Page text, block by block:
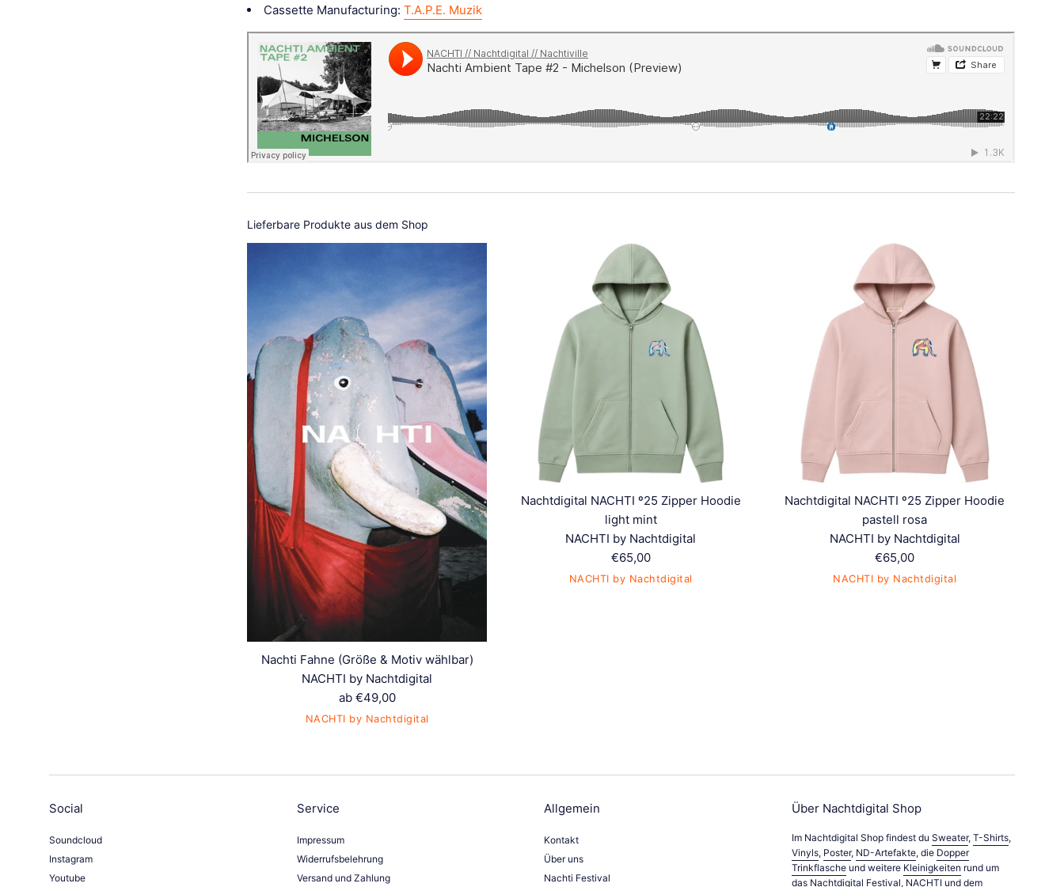
Cassette Manufacturing: T.A.P.E. Muzik
Lieferbare Produkte aus dem Shop
Nachti Fahne (Größe & Motiv wählbar)
NACHTI by Nachtdigital
ab €49,00
NACHTI by Nachtdigital
Nachtdigital NACHTI º25 Zipper Hoodie
light mint
NACHTI by Nachtdigital
Normaler
Preis
€65,00
NACHTI by Nachtdigital
Nachtdigital NACHTI º25 Zipper Hoodie
pastell rosa
NACHTI by Nachtdigital
Normaler
Preis
€65,00
NACHTI by Nachtdigital
Social
Soundcloud
Instagram
Youtube
Service
Impressum
Widerrufsbelehrung
Versand und Zahlung
Allgemein
Kontakt
Über uns
Nachti Festival
Über Nachtdigital Shop
Im Nachtdigital Shop findest du Sweater, T-Shirts,
Vinyls, Poster, ND-Artefakte, die Dopper
Trinkflascheund weitere Kleinigkeiten rund um
das Nachtdigital Festival, NACHTIund dem